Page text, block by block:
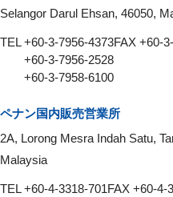
Selangor Darul Ehsan, 46050,
TEL +60-3-7956-4373
+60-3-7956-2528
+60-3-7958-6100
FAX +60-
ペナン国内販売営業所
2A, Lorong Mesra Indah Satu,
Malaysia
TEL +60-4-3318-701FAX +60-4-